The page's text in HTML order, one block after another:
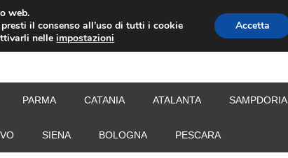
CALCIOMERCATO
PARMA CATANIA ATALANTA SAMPDORIA
SIENA BOLOGNA PESCARA
web.
il consenso all’uso di tutti i cookie
nelleimpostazioni
Accetta